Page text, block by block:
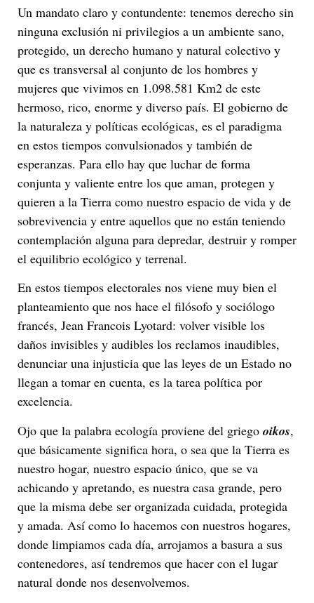
Un mandato claro y contundente: tenemos derecho sin
ninguna exclusión ni privilegios a un ambiente sano,
protegido, un derecho humano y natural colectivo y
que es transversal al conjunto de los hombres y
mujeres que vivimos en 1.098.581 Km2 de este
hermoso, rico, enorme y diverso país. El gobierno de
la naturaleza y políticas ecológicas, es el paradigma
en estos tiempos convulsionados y también de
esperanzas. Para ello hay que luchar de forma
conjunta y valiente entre los que aman, protegen y
quieren a la Tierra como nuestro espacio de vida y de
sobrevivencia y entre aquellos que no están teniendo
contemplación alguna para depredar, destruir y romper
el equilibrio ecológico y terrenal.
En estos tiempos electorales nos viene muy bien el
planteamiento que nos hace el filósofo y sociólogo
francés, Jean Francois Lyotard: volver visible los
daños invisibles y audibles los reclamos inaudibles,
denunciar una injusticia que las leyes de un Estado no
llegan a tomar en cuenta, es la tarea política por
excelencia.
Ojo que la palabra ecología proviene del griego oikos,
que básicamente significa hora, o sea que la Tierra es
nuestro hogar, nuestro espacio único, que se va
achicando y apretando, es nuestra casa grande, pero
que la misma debe ser organizada cuidada, protegida
y amada. Así como lo hacemos con nuestros hogares,
donde limpiamos cada día, arrojamos a basura a sus
contenedores, así tendremos que hacer con el lugar
natural donde nos desenvolvemos.